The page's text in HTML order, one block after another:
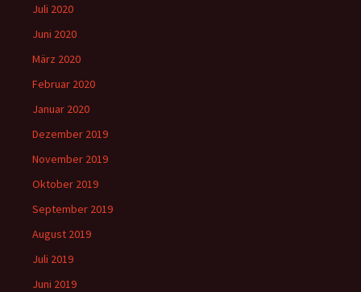
Juli 2020
Juni 2020
März 2020
Februar 2020
Januar 2020
Dezember 2019
November 2019
Oktober 2019
September 2019
August 2019
Juli 2019
Juni 2019